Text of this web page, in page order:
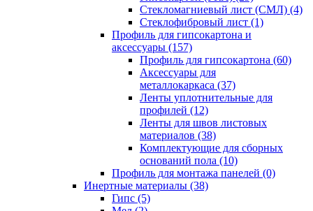
Стекломагниевый лист (СМЛ) (4)
Cтеклофибровый лист (1)
Профиль для гипсокартона и
аксессуары (157)
Профиль для гипсокартона (60)
Аксессуары для
металлокаркаса (37)
Ленты уплотнительные для
профилей (12)
Ленты для швов листовых
материалов (38)
Комплектующие для сборных
оснований пола (10)
Профиль для монтажа панелей (0)
Инертные материалы (38)
Гипс (5)